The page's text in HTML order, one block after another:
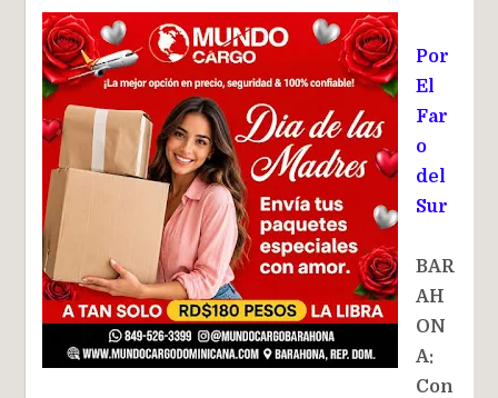
Por
El
Far
o
del
Sur
BAR
AH
ON
A:
Con